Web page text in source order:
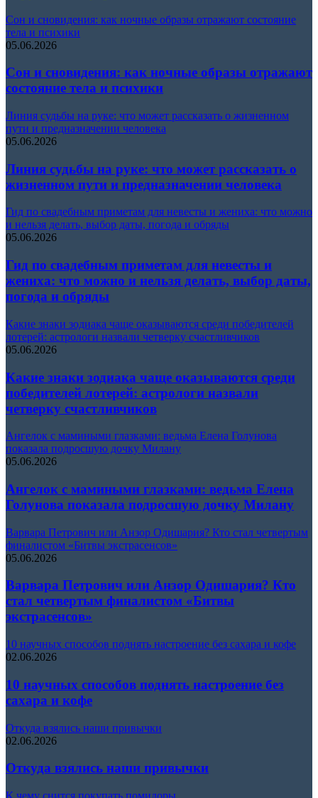
Сон и сновидения: как ночные образы отражают состояние
тела и психики
05.06.2026
Сон и сновидения: как ночные образы отражают
состояние тела и психики
Линия судьбы на руке: что может рассказать о жизненном
пути и предназначении человека
05.06.2026
Линия судьбы на руке: что может рассказать о
жизненном пути и предназначении человека
Гид по свадебным приметам для невесты и жениха: что можно
и нельзя делать, выбор даты, погода и обряды
05.06.2026
Гид по свадебным приметам для невесты и
жениха: что можно и нельзя делать, выбор даты,
погода и обряды
Какие знаки зодиака чаще оказываются среди победителей
лотерей: астрологи назвали четверку счастливчиков
05.06.2026
Какие знаки зодиака чаще оказываются среди
победителей лотерей: астрологи назвали
четверку счастливчиков
Ангелок с мамиными глазками: ведьма Елена Голунова
показала подросшую дочку Милану
05.06.2026
Ангелок с мамиными глазками: ведьма Елена
Голунова показала подросшую дочку Милану
Варвара Петрович или Анзор Одишария? Кто стал четвертым
финалистом «Битвы экстрасенсов»
05.06.2026
Варвара Петрович или Анзор Одишария? Кто
стал четвертым финалистом «Битвы
экстрасенсов»
10 научных способов поднять настроение без сахара и кофе
02.06.2026
10 научных способов поднять настроение без
сахара и кофе
Откуда взялись наши привычки
02.06.2026
Откуда взялись наши привычки
К чему снится покупать помидоры